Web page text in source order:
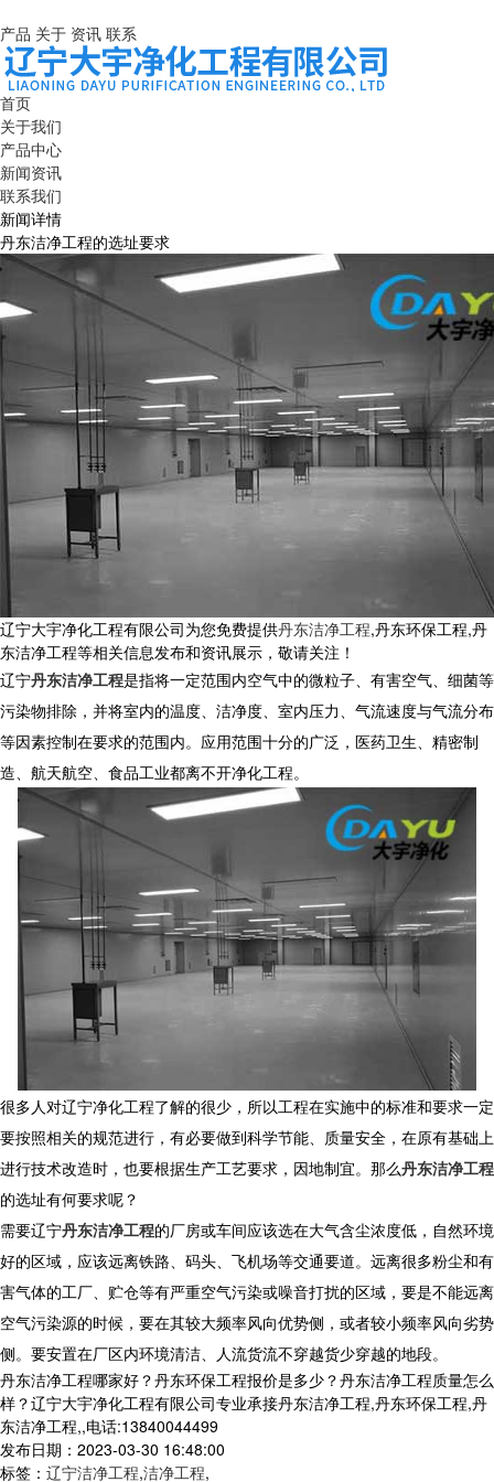
产品 关于 资讯 联系
首页
关于我们
产品中心
新闻资讯
联系我们
新闻详情
丹东洁净工程的选址要求
辽宁大宇净化工程有限公司为您免费提供丹东洁净工程,丹东环保工程,丹
东洁净工程等相关信息发布和资讯展示，敬请关注！
辽宁丹东洁净工程是指将一定范围内空气中的微粒子、有害空气、细菌等
污染物排除，并将室内的温度、洁净度、室内压力、气流速度与气流分布
等因素控制在要求的范围内。应用范围十分的广泛，医药卫生、精密制
造、航天航空、食品工业都离不开净化工程。
很多人对辽宁净化工程了解的很少，所以工程在实施中的标准和要求一定
要按照相关的规范进行，有必要做到科学节能、质量安全，在原有基础上
进行技术改造时，也要根据生产工艺要求，因地制宜。那么丹东洁净工程
的选址有何要求呢？
需要辽宁丹东洁净工程的厂房或车间应该选在大气含尘浓度低，自然环境
好的区域，应该远离铁路、码头、飞机场等交通要道。远离很多粉尘和有
害气体的工厂、贮仓等有严重空气污染或噪音打扰的区域，要是不能远离
空气污染源的时候，要在其较大频率风向优势侧，或者较小频率风向劣势
侧。要安置在厂区内环境清洁、人流货流不穿越货少穿越的地段。
丹东洁净工程哪家好？丹东环保工程报价是多少？丹东洁净工程质量怎么
样？辽宁大宇净化工程有限公司专业承接丹东洁净工程,丹东环保工程,丹
东洁净工程,,电话:13840044499
发布日期：2023-03-30 16:48:00
标签： 辽宁洁净工程,洁净工程,